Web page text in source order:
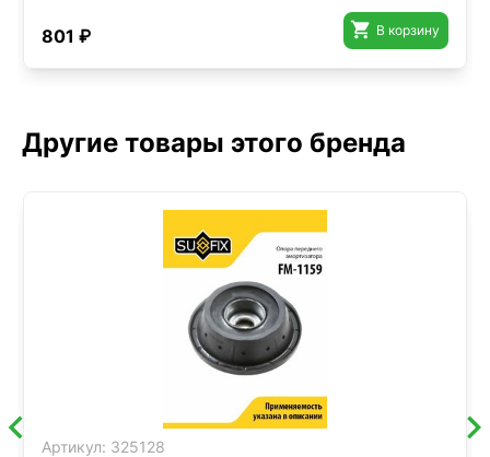
801 ₽  В корзину
Другие товары этого бренда
Артикул: 325128